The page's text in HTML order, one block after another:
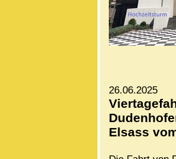
26.06.2025
Elsass